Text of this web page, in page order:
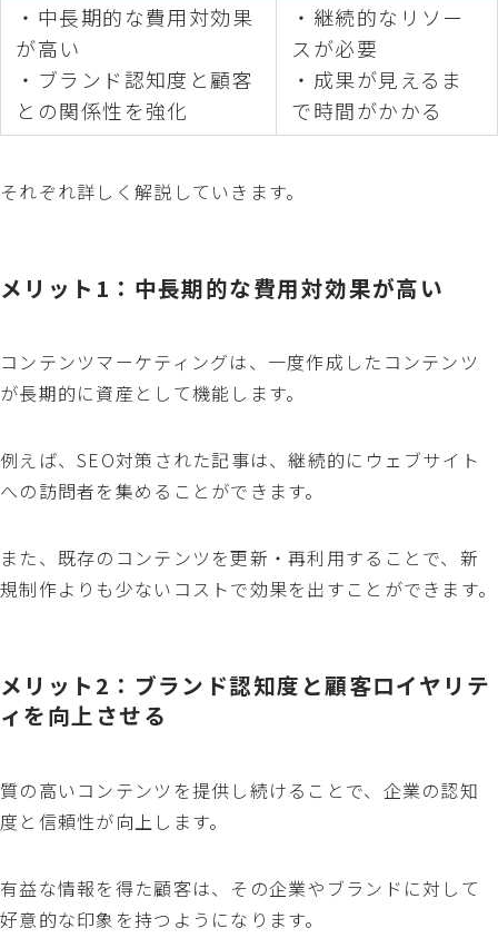
・中長期的な費用対効果
が高い
・ブランド認知度と顧客
との関係性を強化
・継続的なリソー
スが必要
・成果が見えるま
で時間がかかる
それぞれ詳しく解説していきます。
メリット1：中長期的な費用対効果が高い
コンテンツマーケティングは、一度作成したコンテンツ
が長期的に資産として機能します。
例えば、SEO対策された記事は、継続的にウェブサイト
への訪問者を集めることができます。
また、既存のコンテンツを更新・再利用することで、新
規制作よりも少ないコストで効果を出すことができます。
メリット2：ブランド認知度と顧客ロイヤリテ
ィを向上させる
質の高いコンテンツを提供し続けることで、企業の認知
度と信頼性が向上します。
有益な情報を得た顧客は、その企業やブランドに対して
好意的な印象を持つようになります。